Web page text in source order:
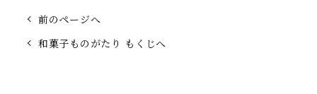
前のページへ
和菓子ものがたり もくじへ